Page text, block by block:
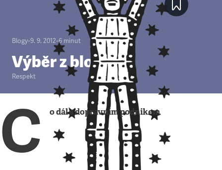
Blogy•9. 9. 2012•6 minut
Výběr z blogů
Respekt
C o dál s dopravním podnikem